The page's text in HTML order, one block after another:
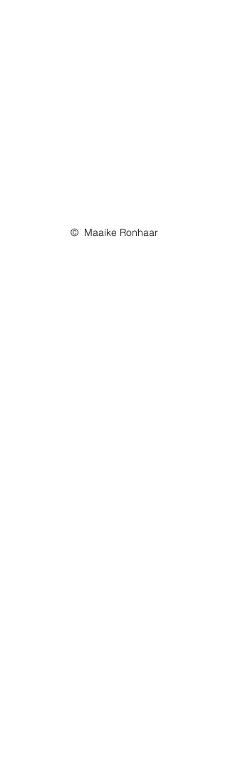
©  Maaike Ronhaar